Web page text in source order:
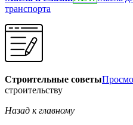
транспорта
Строительные советы
строительству
Назад к главному